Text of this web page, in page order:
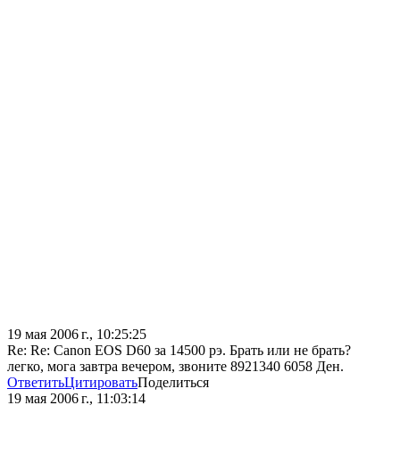
19 мая 2006 г., 10:25:25
Re: Re: Canon EOS D60 за 14500 рэ. Брать или не брать?
легко, мога завтра вечером, звоните 8921340 6058 Ден.
ОтветитьЦитироватьПоделиться
19 мая 2006 г., 11:03:14